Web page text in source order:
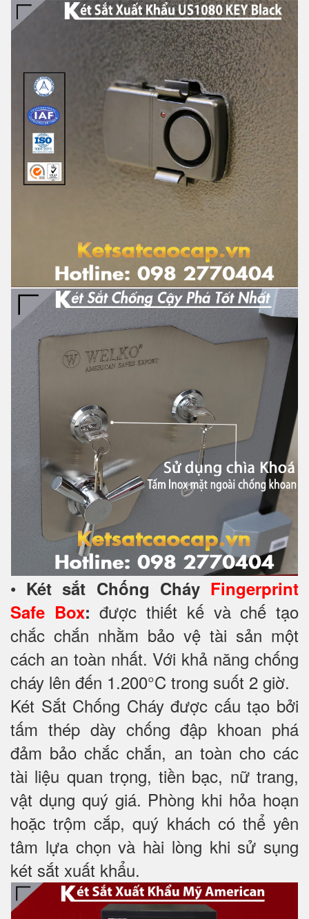
• Két sắt Chống Cháy Fingerprint
Safe Box: được thiết kế và chế tạo
chắc chắn nhằm bảo vệ tài sản một
cách an toàn nhất. Với khả năng chống
cháy lên đến 1.200°C trong suốt 2 giờ.
Két Sắt Chống Cháy được cấu tạo bởi
tấm thép dày chống đập khoan phá
đảm bảo chắc chắn, an toàn cho các
tài liệu quan trọng, tiền bạc, nữ trang,
vật dụng quý giá. Phòng khi hỏa hoạn
hoặc trộm cắp, quý khách có thể yên
tâm lựa chọn và hài lòng khi sử sụng
két sắt xuất khẩu.